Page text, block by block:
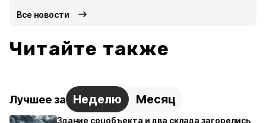
Все новости
Читайте также
Лучшее за Неделю Месяц
Здание соцобъекта и два склада загорелись